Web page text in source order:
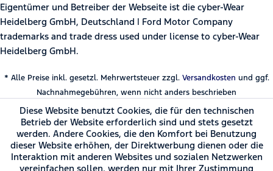
Eigentümer und Betreiber der Webseite ist die cyber-Wear
Heidelberg GmbH, Deutschland | Ford Motor Company
trademarks and trade dress used under license to cyber-Wear
Heidelberg GmbH.
* Alle Preise inkl. gesetzl. Mehrwertsteuer zzgl. Versandkosten und ggf.
Nachnahmegebühren, wenn nicht anders beschrieben
Diese Website benutzt Cookies, die für den technischen
Betrieb der Website erforderlich sind und stets gesetzt
werden. Andere Cookies, die den Komfort bei Benutzung
dieser Website erhöhen, der Direktwerbung dienen oder die
Interaktion mit anderen Websites und sozialen Netzwerken
vereinfachen sollen, werden nur mit Ihrer Zustimmung